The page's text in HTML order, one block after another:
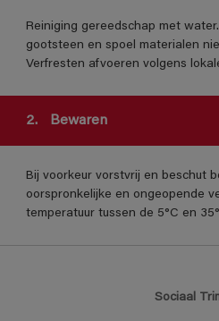
Reiniging gereedschap met
gootsteen en spoel materialen
Verfresten afvoeren volgens
2. Bewaren
Bij voorkeur vorstvrij en beschut
oorspronkelijke en ongeopende
temperatuur tussen de 5°C en
Sociaal